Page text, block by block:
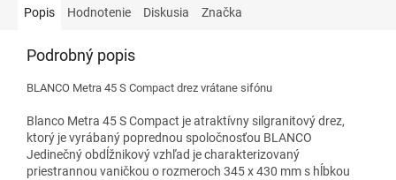
Popis Hodnotenie Diskusia Značka
Podrobný popis
BLANCO Metra 45 S Compact drez vrátane sifónu
Blanco Metra 45 S Compact je atraktívny silgranitový drez,
ktorý je vyrábaný poprednou spoločnosťou BLANCO
Jedinečný obdĺžnikový vzhľad je charakterizovaný
priestrannou vaničkou o rozmeroch 345 x 430 mm s hĺbkou